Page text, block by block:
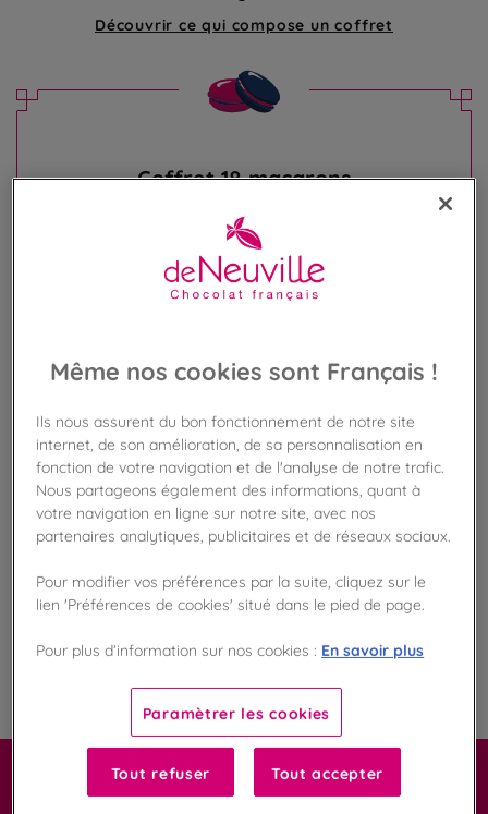
Découvrir ce qui compose un coffret
Coffret 18 macarons
33,50 €
Poids 250g (134,00 €/kg)
dès 50€ d'achat
Gagnez 33 points de fidélité !
avec notre programme Privilège
Fabriqué en France
Carrément macaron !
Même nos cookies sont Français !
Ils nous assurent du bon fonctionnement de notre site
internet, de son amélioration, de sa personnalisation en
fonction de votre navigation et de l'analyse de notre trafic.
Nous partageons également des informations, quant à
votre navigation en ligne sur notre site, avec nos
partenaires analytiques, publicitaires et de réseaux sociaux.
Pour modifier vos préférences par la suite, cliquez sur le
lien 'Préférences de cookies' situé dans le pied de page.
Pour plus d’information sur nos cookies : En savoir plus
Paramètrer les cookies
Tout refuser Tout accepter